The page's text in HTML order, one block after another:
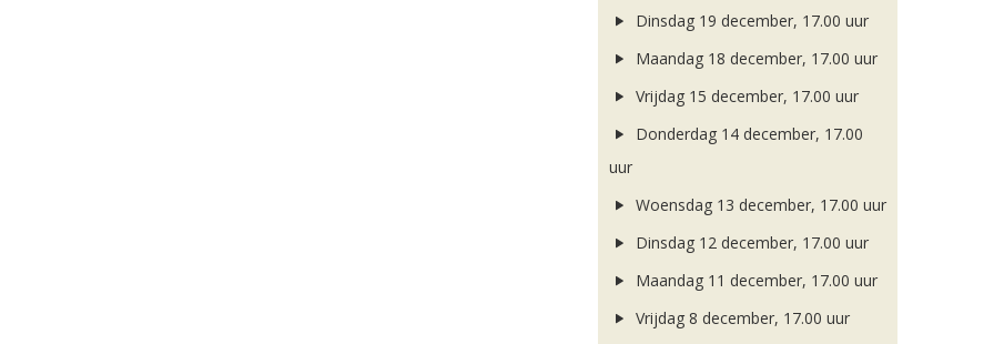
Dinsdag 19 december, 17.00 uur
Maandag 18 december, 17.00 uur
Vrijdag 15 december, 17.00 uur
Donderdag 14 december, 17.00
uur
Woensdag 13 december, 17.00 uur
Dinsdag 12 december, 17.00 uur
Maandag 11 december, 17.00 uur
Vrijdag 8 december, 17.00 uur